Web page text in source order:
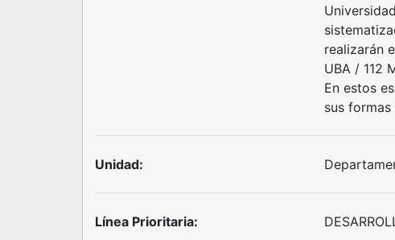
realizarán
UBA / 112
En estos
sus
Unidad:
Línea Prioritaria: